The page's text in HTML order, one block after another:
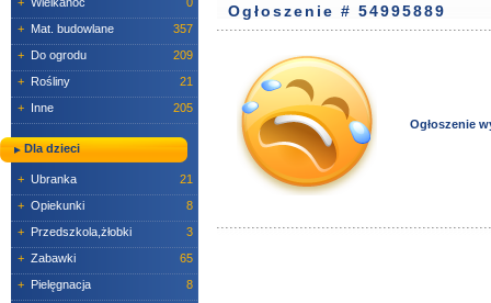
+ Mat. budowlane
357
+ Do ogrodu
209
+ Rośliny
21
+ Inne 205
Dla dzieci
+ Ubranka
21
+ Opiekunki
8
+ Przedszkola,żłobki
3
+ Zabawki
65
+ Pielęgnacja
8
Ogłoszenie # 54995889
Ogłoszenie